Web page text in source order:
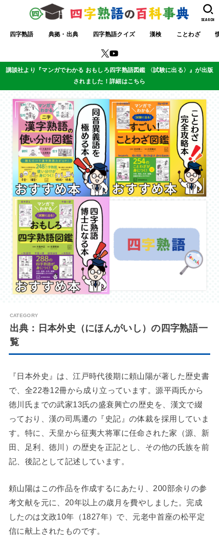
四字熟語 典拠・出典 四字熟語クイズ 漢検 ことわざ
SEARCH
講談社より『マンガでわかる おもしろ四字熟語図鑑 〈試験に出る〉』が出版
されました！詳細はこちら
出典：日本外史（にほんがいし）の四字熟語一
覧
『日本外史』は、江戸時代後期に頼山陽が著した歴史書
で、全22巻12冊から成り立っています。源平両氏から
徳川氏までの武家13氏の盛衰興亡の歴史を、漢文で綴
っており、漢の司馬遷の『史記』の体裁を採用していま
す。特に、天皇から征夷大将軍に任命された家（源、新
田、足利、徳川）の歴史を正記とし、その他の氏族を前
記、後記として記述しています。
頼山陽はこの作品を作成するにあたり、200部余りの参
考文献を元に、20年以上の歳月を費やしました。完成
したのは文政10年（1827年）で、元老中首座の松平定
信に献上されたものです。